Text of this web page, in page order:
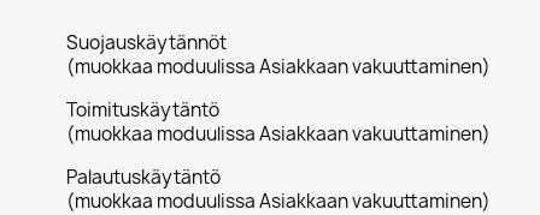
Suojauskäytännöt
(muokkaa moduulissa Asiakkaan vakuuttaminen)
Toimituskäytäntö
(muokkaa moduulissa Asiakkaan vakuuttaminen)
Palautuskäytäntö
(muokkaa moduulissa Asiakkaan vakuuttaminen)